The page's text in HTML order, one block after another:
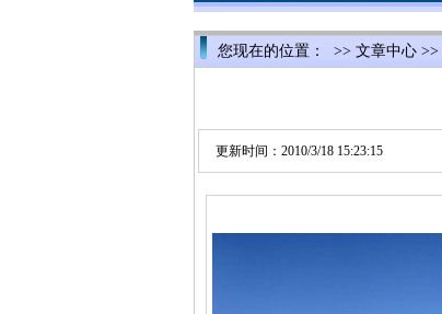
您现在的位置： >> 文章中心 >>
更新时间：2010/3/18 15:23:15